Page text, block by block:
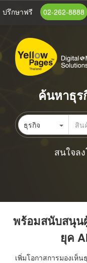
ข้าม
เนื้อหา
ปรึกษาฟรี 02-262-8888
ค้นหาธุร
ธุรกิจ
สนใจล
พร้อมสนับสนุน
ยุค
เพิ่มโอกาสการมองเห็